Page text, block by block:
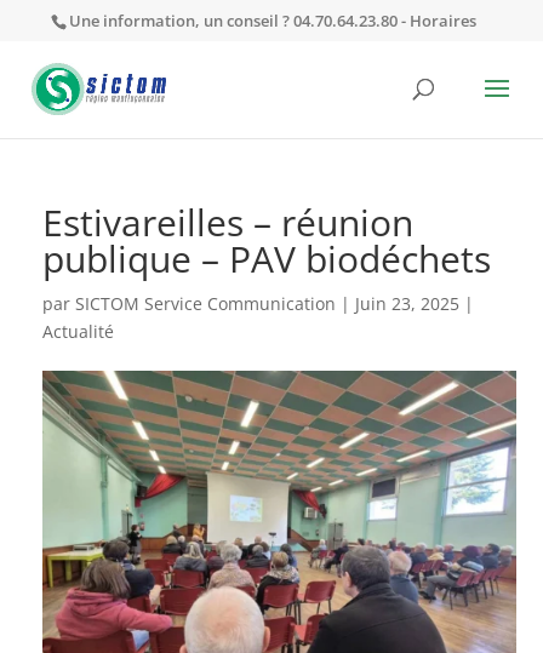
Une information, un conseil ? 04.70.64.23.80 - Horaires
Estivareilles – réunion
publique – PAV biodéchets
par SICTOM Service Communication | Juin 23, 2025|
Actualité